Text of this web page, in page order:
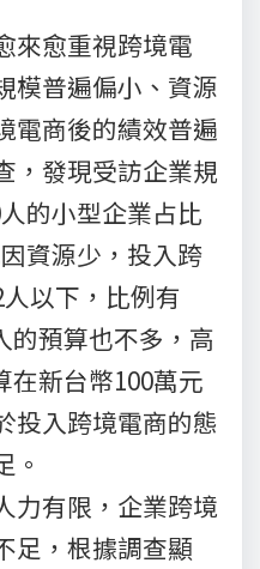
愈重視跨境電
模普遍偏小、資源
電商後的績效普遍
，發現受訪企業規
的小型企業占比
資源少，投入跨
以下，比例有
的預算也不多，高
在新台幣100萬元
投入跨境電商的態
。
有限，企業跨境
足，根據調查顯